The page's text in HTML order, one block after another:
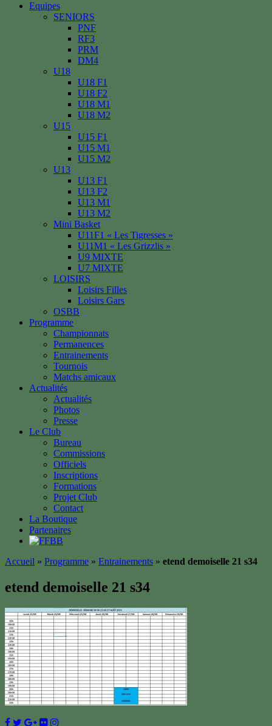
Equipes
SENIORS
PNF
RF3
PRM
DM4
U18
U18 F1
U18 F2
U18 M1
U18 M2
U15
U15 F1
U15 M1
U15 M2
U13
U13 F1
U13 F2
U13 M1
U13 M2
Mini Basket
U11F1 « Les Tigresses »
U11M1 « Les Grizzlis »
U9 MIXTE
U7 MIXTE
LOISIRS
Loisirs Filles
Loisirs Gars
OSBB
Programme
Championnats
Permanences
Entrainements
Tournois
Matchs amicaux
Actualités
Actualités
Photos
Presse
Le Club
Bureau
Commissions
Officiels
Inscriptions
Formations
Projet Club
Contact
La Boutique
Partenaires
Accueil » Programme » Entrainements » etend demoiselle 21 s34
etend demoiselle 21 s34